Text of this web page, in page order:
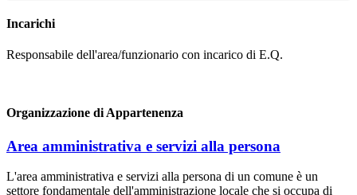
Incarichi
Responsabile dell'area/funzionario con incarico di E.Q.
Organizzazione di Appartenenza
Area amministrativa e servizi alla persona
L'area amministrativa e servizi alla persona di un comune è un
settore fondamentale dell'amministrazione locale che si occupa di